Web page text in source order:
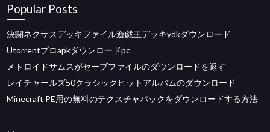
Popular Posts
決闘ネクサスデッキファイル遊戯王デッキydkダウンロード
Utorrentプロapkダウンロードpc
メトロイドサムスがセーブファイルのダウンロードを返す
レイチャールズ50クラシックヒットアルバムのダウンロード
Minecraft PE用の無料のテクスチャパックをダウンロードする方法